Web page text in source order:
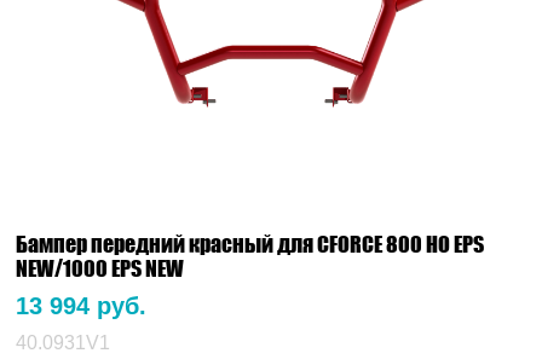
Бампер передний красный для CFORCE 800 HO EPS
NEW/1000 EPS NEW
13 994 руб.
40.0931V1